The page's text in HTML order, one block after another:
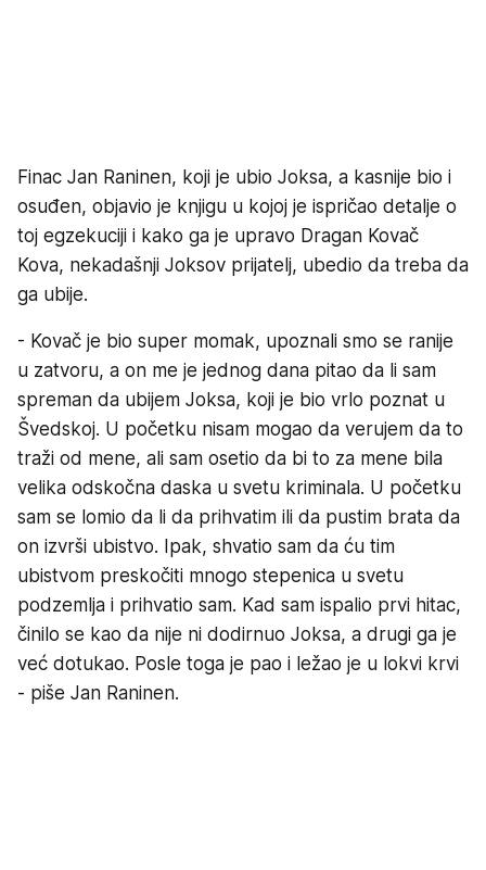
Finac Jan Raninen, koji je ubio Joksa, a kasnije bio i
osuđen, objavio je knjigu u kojoj je ispričao detalje o
toj egzekuciji i kako ga je upravo Dragan Kovač
Kova, nekadašnji Joksov prijatelj, ubedio da treba da
ga ubije.
- Kovač je bio super momak, upoznali smo se ranije
u zatvoru, a on me je jednog dana pitao da li sam
spreman da ubijem Joksa, koji je bio vrlo poznat u
Švedskoj. U početku nisam mogao da verujem da to
traži od mene, ali sam osetio da bi to za mene bila
velika odskočna daska u svetu kriminala. U početku
sam se lomio da li da prihvatim ili da pustim brata da
on izvrši ubistvo. Ipak, shvatio sam da ću tim
ubistvom preskočiti mnogo stepenica u svetu
podzemlja i prihvatio sam. Kad sam ispalio prvi hitac,
činilo se kao da nije ni dodirnuo Joksa, a drugi ga je
već dotukao. Posle toga je pao i ležao je u lokvi krvi
- piše Jan Raninen.